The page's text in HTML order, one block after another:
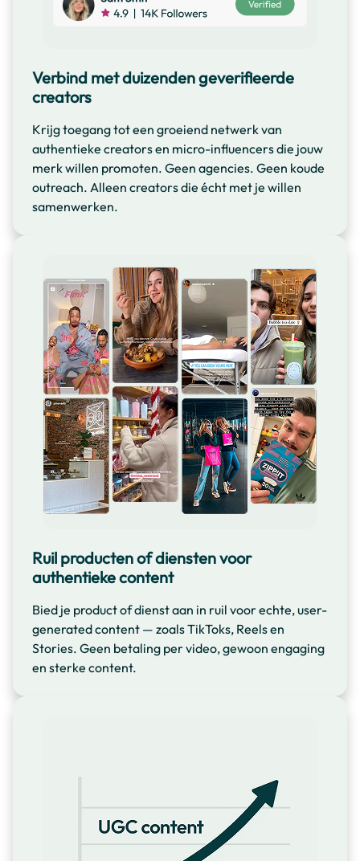
Verbind met duizenden geverifieerde
creators
Krijg toegang tot een groeiend netwerk van
authentieke creators en micro-influencers die jouw
merk willen promoten. Geen agencies. Geen koude
outreach. Alleen creators die écht met je willen
samenwerken.
Ruil producten of diensten voor
authentieke content
Bied je product of dienst aan in ruil voor echte, user-
generated content — zoals TikToks, Reels en
Stories. Geen betaling per video, gewoon engaging
en sterke content.